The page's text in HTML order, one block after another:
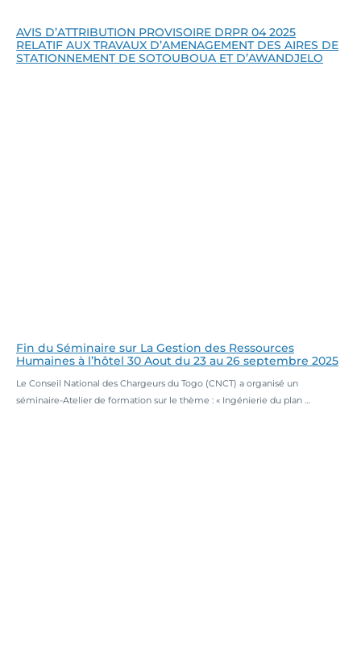
AVIS D’ATTRIBUTION PROVISOIRE DRPR 04 2025
RELATIF AUX TRAVAUX D’AMENAGEMENT DES AIRES DE
STATIONNEMENT DE SOTOUBOUA ET D’AWANDJELO
Fin du Séminaire sur La Gestion des Ressources
Humaines à l’hôtel 30 Aout du 23 au 26 septembre 2025
Le Conseil National des Chargeurs du Togo (CNCT) a organisé un
séminaire-Atelier de formation sur le thème : « Ingénierie du plan …